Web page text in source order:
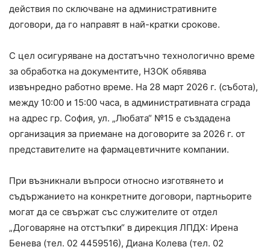
действия по сключване на административните
договори, да го направят в най-кратки срокове.
С цел осигуряване на достатъчно технологично време
за обработка на документите, НЗОК обявява
извънредно работно време. На 28 март 2026 г. (събота),
между 10:00 и 15:00 часа, в административната сграда
на адрес гр. София, ул. „Любата“ №15 е създадена
организация за приемане на договорите за 2026 г. от
представителите на фармацевтичните компании.
При възникнали въпроси относно изготвянето и
съдържанието на конкретните договори, партньорите
могат да се свържат със служителите от отдел
„Договаряне на отстъпки“ в дирекция ЛПДХ: Ирена
Бенева (тел. 02 4459516), Диана Колева (тел. 02